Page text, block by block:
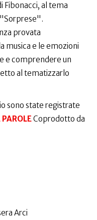
Fibonacci, al tema
provata
musica e le emozioni
e comprendere un
al tematizzarlo
sono state registrate
Coprodotto da
Arci